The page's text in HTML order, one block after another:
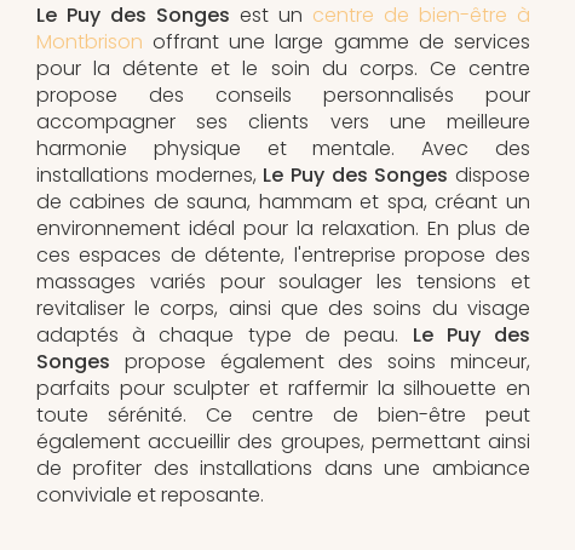
Le Puy des Songes est un centre de bien-être à
Montbrison offrant une large gamme de services
pour la détente et le soin du corps. Ce centre
propose des conseils personnalisés pour
accompagner ses clients vers une meilleure
harmonie physique et mentale. Avec des
installations modernes, Le Puy des Songes dispose
de cabines de sauna, hammam et spa, créant un
environnement idéal pour la relaxation. En plus de
ces espaces de détente, l'entreprise propose des
massages variés pour soulager les tensions et
revitaliser le corps, ainsi que des soins du visage
adaptés à chaque type de peau. Le Puy des
Songes propose également des soins minceur,
parfaits pour sculpter et raffermir la silhouette en
toute sérénité. Ce centre de bien-être peut
également accueillir des groupes, permettant ainsi
de profiter des installations dans une ambiance
conviviale et reposante.